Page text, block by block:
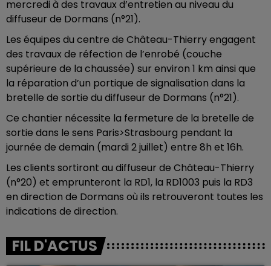
mercredi à des travaux d’entretien au niveau du
diffuseur de Dormans (n°21).
Les équipes du centre de Château-Thierry engagent
des travaux de réfection de l’enrobé (couche
supérieure de la chaussée) sur environ 1 km ainsi que
la réparation d’un portique de signalisation dans la
bretelle de sortie du diffuseur de Dormans (n°21).
Ce chantier nécessite la fermeture de la bretelle de
sortie dans le sens Paris>Strasbourg pendant la
journée de demain (mardi 2 juillet) entre 8h et 16h.
Les clients sortiront au diffuseur de Château-Thierry
(n°20) et emprunteront la RD1, la RD1003 puis la RD3
en direction de Dormans où ils retrouveront toutes les
indications de direction.
FIL D'ACTUS